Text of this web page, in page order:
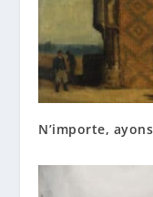
N’importe,